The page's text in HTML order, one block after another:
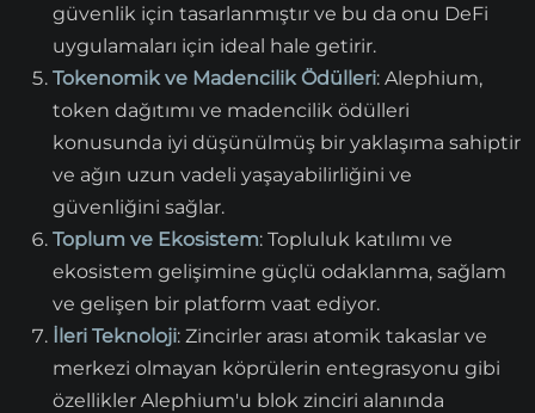
güvenlik için tasarlanmıştır ve bu da onu DeFi
uygulamaları için ideal hale getirir.
Tokenomik ve Madencilik Ödülleri: Alephium,
token dağıtımı ve madencilik ödülleri
konusunda iyi düşünülmüş bir yaklaşıma sahiptir
ve ağın uzun vadeli yaşayabilirliğini ve
güvenliğini sağlar.
Toplum ve Ekosistem: Topluluk katılımı ve
ekosistem gelişimine güçlü odaklanma, sağlam
ve gelişen bir platform vaat ediyor.
İleri Teknoloji: Zincirler arası atomik takaslar ve
merkezi olmayan köprülerin entegrasyonu gibi
özellikler Alephium'u blok zinciri alanında